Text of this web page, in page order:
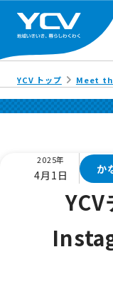
YCV トップ Meet
2025年
4月1日 か